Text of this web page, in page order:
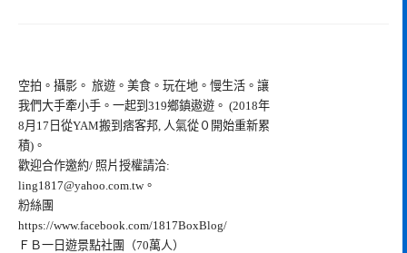
空拍。攝影。 旅遊。美食。玩在地。慢生活。讓
我們大手牽小手。一起到319鄉鎮遨遊。 (2018年
8月17日從YAM搬到痞客邦, 人氣從０開始重新累
積)。
歡迎合作邀約/ 照片授權請洽:
ling1817@yahoo.com.tw。
粉絲團
https://www.facebook.com/1817BoxBlog/
ＦＢ一日遊景點社團（70萬人）